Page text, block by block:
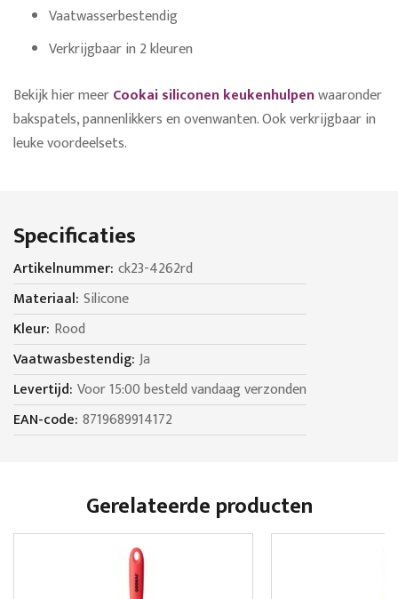
Vaatwasserbestendig
Verkrijgbaar in 2 kleuren
Bekijk hier meerCookai siliconen keukenhulpenwaaronder
bakspatels, pannenlikkers en ovenwanten. Ook verkrijgbaar in
leuke voordeelsets.
Specificaties
Specificaties
ck23-4262rd
Silicone
Rood
Ja
Voor 15:00 besteld vandaag verzonden
8719689914172
Gerelateerde producten